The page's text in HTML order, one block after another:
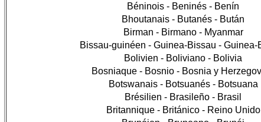
Béninois - Beninés - Benín
Bhoutanais - Butanés - Bután
Birman - Birmano - Myanmar
Bissau-guinéen - Guinea-Bissau - Guinea-
Bolivien - Boliviano - Bolivia
Bosniaque - Bosnio - Bosnia y
Botswanais - Botsuanés - Botsuana
Brésilien - Brasileño - Brasil
Britannique - Británico - Reino Unido